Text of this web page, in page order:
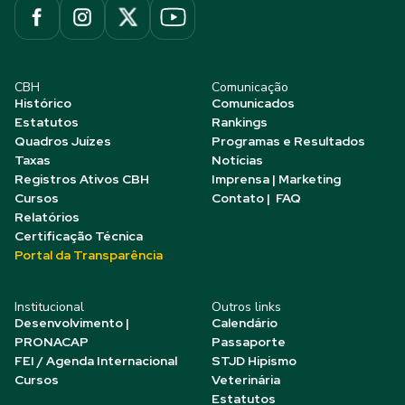
CBH
Histórico
Estatutos
Quadros Juízes
Taxas
Registros Ativos CBH
Cursos
Relatórios
Certificação Técnica
Portal da Transparência
Comunicação
Comunicados
Rankings
Programas e Resultados
Notícias
Imprensa | Marketing
Contato | FAQ
Institucional
Desenvolvimento |
PRONACAP
FEI / Agenda Internacional
Cursos
Outros links
Calendário
Passaporte
STJD Hipismo
Veterinária
Estatutos